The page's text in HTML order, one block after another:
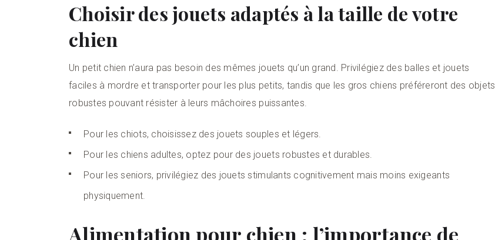
Choisir des jouets adaptés à la taille de votre
chien
Un petit chien n’aura pas besoin des mêmes jouets qu’un grand. Privilégiez des balles et jouets
faciles à mordre et transporter pour les plus petits, tandis que les gros chiens préféreront des objets
robustes pouvant résister à leurs mâchoires puissantes.
Pour les chiots, choisissez des jouets souples et légers.
Pour les chiens adultes, optez pour des jouets robustes et durables.
Pour les seniors, privilégiez des jouets stimulants cognitivement mais moins exigeants
physiquement.
Alimentation pour chien : l’importance de